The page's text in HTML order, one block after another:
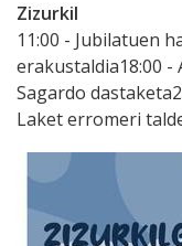
Zizurkil
11:00 - Jubilatuen
erakustaldia18:00 -
Sagardo
Laket erromeri